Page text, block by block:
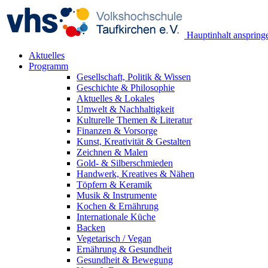
Hauptinhalt
Aktuelles
Programm
Gesellschaft, Politik & Wissen
Geschichte & Philosophie
Aktuelles & Lokales
Umwelt & Nachhaltigkeit
Kulturelle Themen & Literatur
Finanzen & Vorsorge
Kunst, Kreativität & Gestalten
Zeichnen & Malen
Gold- & Silberschmieden
Handwerk, Kreatives & Nähen
Töpfern & Keramik
Musik & Instrumente
Kochen & Ernährung
Internationale Küche
Backen
Vegetarisch / Vegan
Ernährung & Gesundheit
Gesundheit & Bewegung